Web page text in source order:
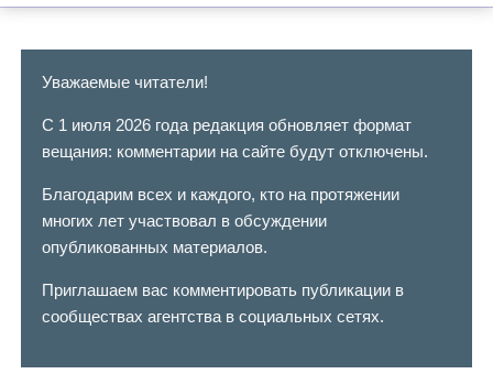
Уважаемые читатели!
С 1 июля 2026 года редакция обновляет формат
вещания: комментарии на сайте будут отключены.
Благодарим всех и каждого, кто на протяжении
многих лет участвовал в обсуждении
опубликованных материалов.
Приглашаем вас комментировать публикации в
сообществах агентства в социальных сетях.